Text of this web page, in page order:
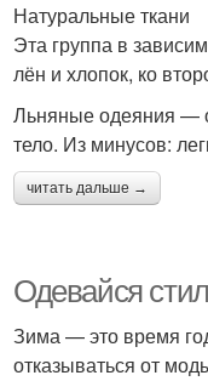
Натуральные ткани
Эта группа в
лён и хлопок, ко
Льняные одеяния —
тело. Из минусов:
читать дальше →
Одевайся
Зима — это время
отказываться от